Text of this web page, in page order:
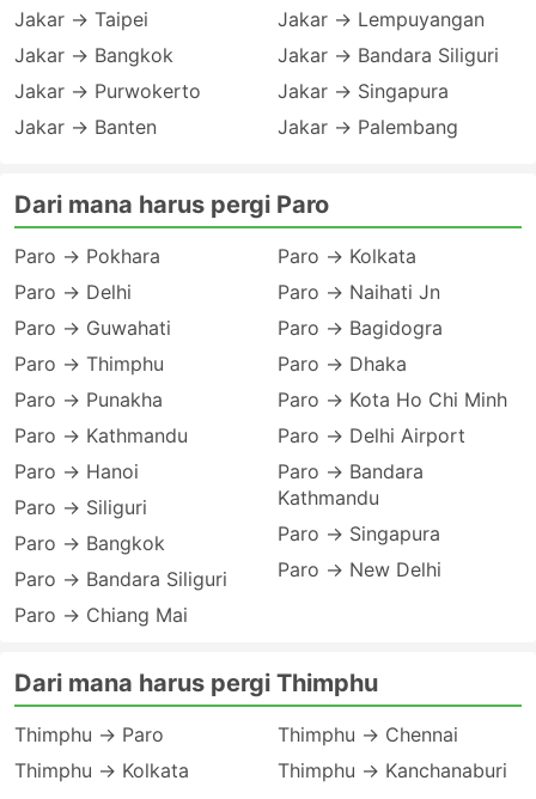
Jakar → Taipei
Jakar → Bangkok
Jakar → Purwokerto
Jakar → Banten
Jakar → Lempuyangan
Jakar → Bandara Siliguri
Jakar → Singapura
Jakar → Palembang
Dari mana harus pergi Paro
Paro → Pokhara
Paro → Delhi
Paro → Guwahati
Paro → Thimphu
Paro → Punakha
Paro → Kathmandu
Paro → Hanoi
Paro → Siliguri
Paro → Bangkok
Paro → Bandara Siliguri
Paro → Chiang Mai
Paro → Kolkata
Paro → Naihati Jn
Paro → Bagidogra
Paro → Dhaka
Paro → Kota Ho Chi Minh
Paro → Delhi Airport
Paro → Bandara
Kathmandu
Paro → Singapura
Paro → New Delhi
Dari mana harus pergi Thimphu
Thimphu → Paro
Thimphu → Kolkata
Thimphu → Chennai
Thimphu → Kanchanaburi